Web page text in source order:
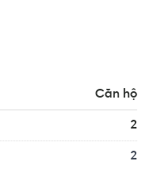
thuộc khu đô thị Sala
mặt tiền đại lộ Mai
đủ tiện ích nội khu
Căn hộ
2
2